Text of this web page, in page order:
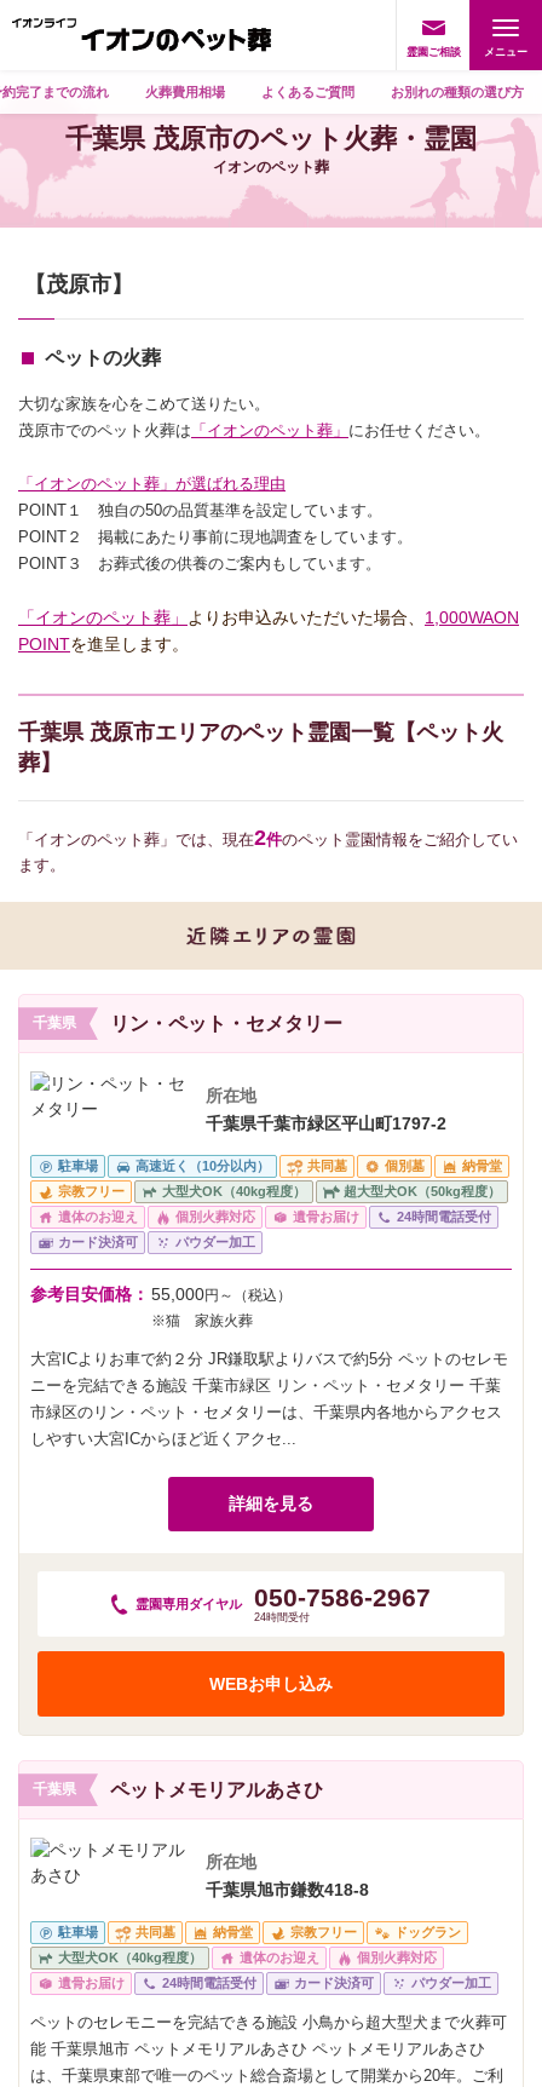
霊園ご相談
約完了までの流れ 火葬費用相場 よくあるご質問 お別れの種類の選び方
千葉県 茂原市のペット火葬・霊園
イオンのペット葬
【茂原市】
ペットの火葬
大切な家族を心をこめて送りたい。
茂原市でのペット火葬は 「イオンのペット葬」 にお任せください。
「イオンのペット葬」が選ばれる理由
POINT１ 独自の50の品質基準を設定しています。
POINT２ 掲載にあたり事前に現地調査をしています。
POINT３ お葬式後の供養のご案内もしています。
「イオンのペット葬」 よりお申込みいただいた場合、 1,000WAON
POINTを進呈します。
千葉県 茂原市エリアのペット霊園一覧【ペット火
葬】
「イオンのペット葬」では、現在2件のペット霊園情報をご紹介してい
ます。
千葉県 リン・ペット・セメタリー
所在地
千葉県千葉市緑区平山町1797-2
駐車場 高速近く（10分以内） 共同墓 個別墓
納骨堂
宗教フリー
大型犬OK（40kg程度）
超大型犬OK（50kg程度）
遺体のお迎え
個別火葬対応 遺骨お届け
24時間電話受付
カード決済可
パウダー加工
参考目安価格： 55,000円～（税込）
※猫 家族火葬
大宮ICよりお車で約２分 JR鎌取駅よりバスで約5分 ペットのセレモ
ニーを完結できる施設 千葉市緑区 リン・ペット・セメタリー 千葉
市緑区のリン・ペット・セメタリーは、千葉県内各地からアクセス
しやすい大宮ICからほど近くアクセ...
詳細を見る
霊園専用 ダイヤル 050-7586-2967
24時間受付
WEBお申し込み
千葉県 ペットメモリアルあさひ
所在地
千葉県旭市鎌数418-8
駐車場 共同墓 納骨堂 宗教フリー
ドッグラン
大型犬OK（40kg程度）
遺体のお迎え
個別火葬対応
遺骨お届け
24時間電話受付 カード決済可 パウダー加工
ペットのセレモニーを完結できる施設 小鳥から超大型犬まで火葬可
能 千葉県旭市 ペットメモリアルあさひ ペットメモリアルあさひ
は、千葉県東部で唯一のペット総合斎場として開業から20年。ご利